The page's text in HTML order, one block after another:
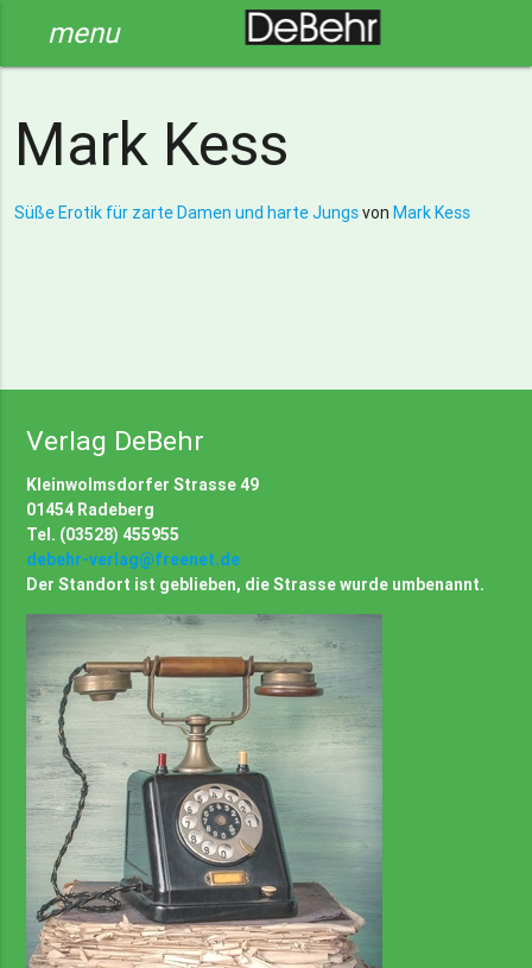
menu
Mark Kess
Süße Erotik für zarte Damen und harte Jungsvon Mark Kess
Verlag DeBehr
Kleinwolmsdorfer Strasse 49
01454 Radeberg
Tel. (03528) 455955
debehr-verlag@freenet.de
Der Standort ist geblieben, die Strasse wurde umbenannt.